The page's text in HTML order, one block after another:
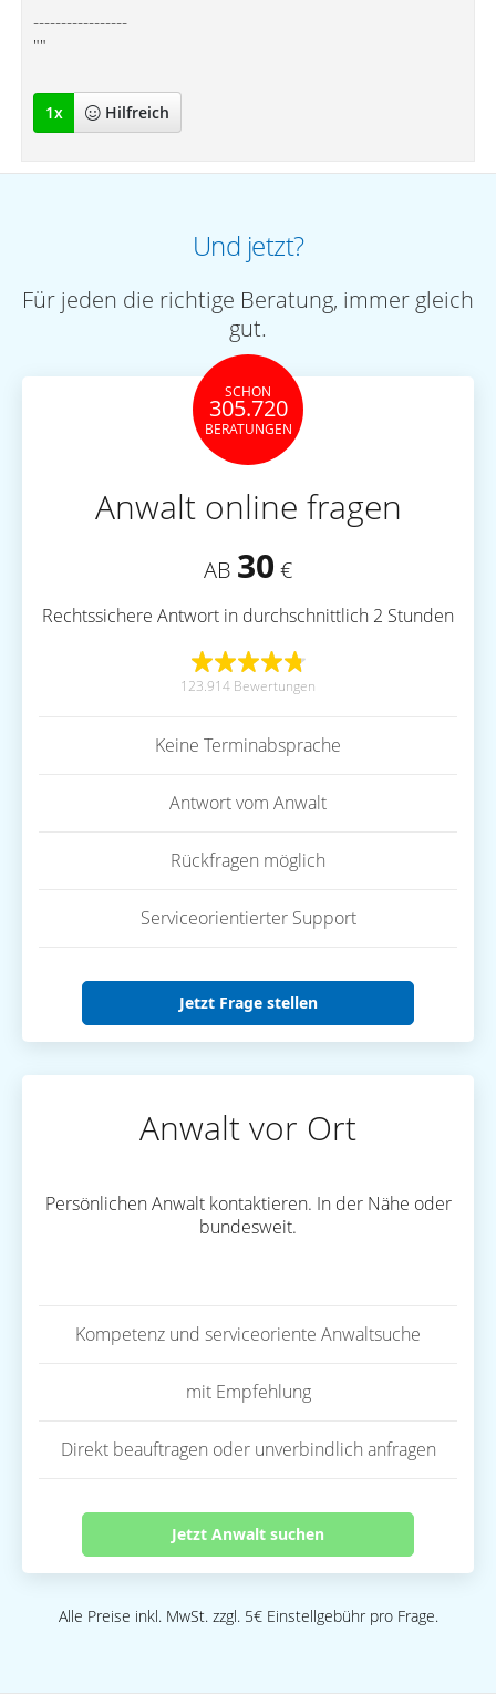
-----------------
""
1x Hilfreich
Und jetzt?
Für jeden die richtige Beratung, immer gleich
gut.
SCHON
305.720
BERATUNGEN
Anwalt online fragen
AB 30 €
Rechtssichere Antwort in durchschnittlich 2 Stunden
123.914 Bewertungen
Keine Terminabsprache
Antwort vom Anwalt
Rückfragen möglich
Serviceorientierter Support
Jetzt Frage stellen
Anwalt vor Ort
Persönlichen Anwalt kontaktieren. In der Nähe oder
bundesweit.
Kompetenz und serviceoriente Anwaltsuche
mit Empfehlung
Direkt beauftragen oder unverbindlich anfragen
Jetzt Anwalt suchen
Alle Preise inkl. MwSt. zzgl. 5€ Einstellgebühr pro Frage.